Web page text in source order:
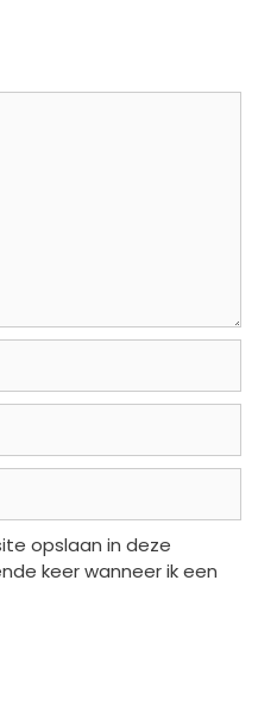
opslaan in deze
keer wanneer ik een